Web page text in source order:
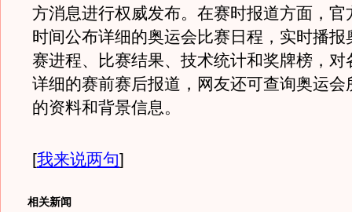
方消息进行权威发布。在赛时报道方面，官
时间公布详细的奥运会比赛日程，实时播报
赛进程、比赛结果、技术统计和奖牌榜，对
详细的赛前赛后报道，网友还可查询奥运会
的资料和背景信息。
[我来说两句]
相关新闻